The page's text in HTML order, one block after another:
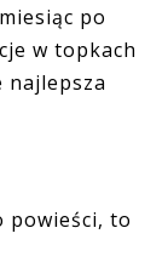
po
w topkach
najlepsza
powieści, to